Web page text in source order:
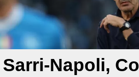
Sarri-Napoli,